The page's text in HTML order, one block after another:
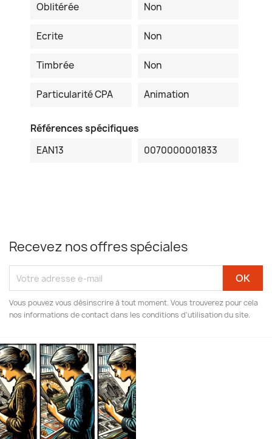
Oblitérée Non
Ecrite Non
Timbrée Non
Particularité CPA Animation
Références spécifiques
EAN13
0070000001833
Recevez nos offres spéciales
Vous pouvez vous désinscrire à tout moment. Vous trouverez pour cela
nos informations de contact dans les conditions d'utilisation du site.